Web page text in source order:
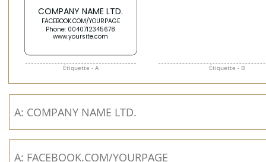
Étiquette - A Étiquette - B